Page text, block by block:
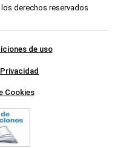
derechos reservados
de uso
Cookies